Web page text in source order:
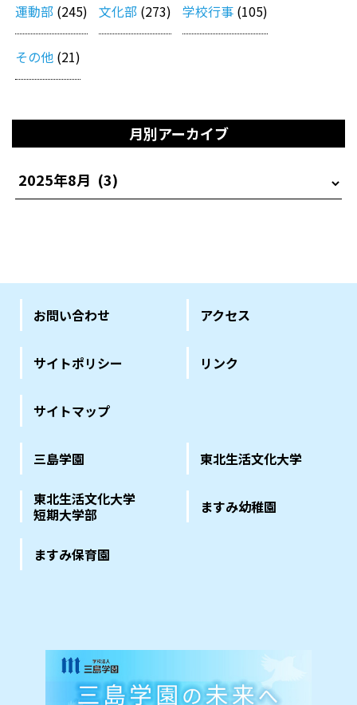
運動部 (245) 文化部 (273) 学校行事 (105)
その他 (21)
月別アーカイブ
お問い合わせ アクセス
サイトポリシー リンク
サイトマップ
三島学園 東北生活文化大学
東北生活文化大学
短期大学部
ますみ幼稚園
ますみ保育園